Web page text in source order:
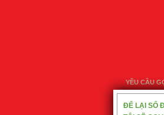
YỀU CẦU
ĐỂ LẠI SỐ